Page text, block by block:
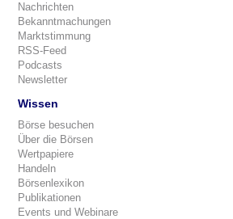
Nachrichten
Bekanntmachungen
Marktstimmung
RSS-Feed
Podcasts
Newsletter
Wissen
Börse besuchen
Über die Börsen
Wertpapiere
Handeln
Börsenlexikon
Publikationen
Events und Webinare